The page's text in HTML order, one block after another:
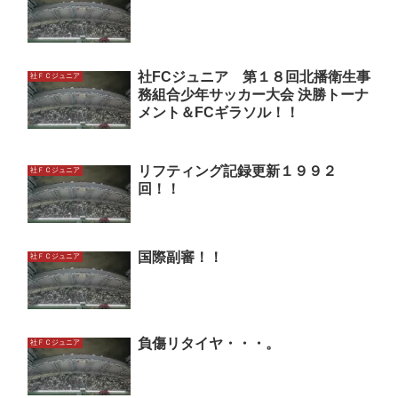
社ＦＣジュニア
社FCジュニア 第１８回北播衛生事
務組合少年サッカー大会 決勝トーナ
メント＆FCギラソル！！
社ＦＣジュニア
リフティング記録更新１９９２
回！！
社ＦＣジュニア 国際副審！！
社ＦＣジュニア 負傷リタイヤ・・・。